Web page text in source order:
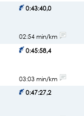
0:43:40,0
02:54 min/km
0:45:58,4
03:03 min/km
0:47:27,2